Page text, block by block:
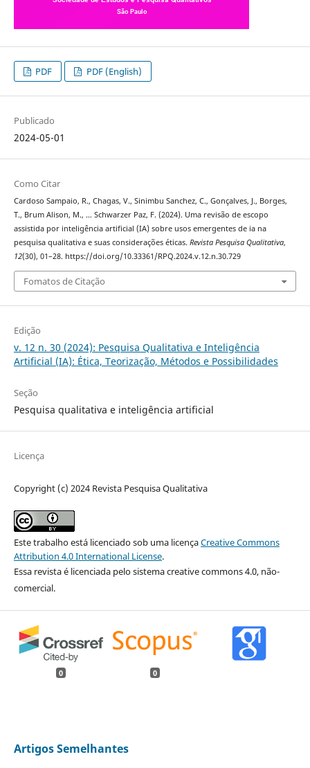
PDF PDF (English)
Publicado
2024-05-01
Como Citar
Cardoso Sampaio, R., Chagas, V., Sinimbu Sanchez, C., Gonçalves, J., Borges,
T., Brum Alison, M., … Schwarzer Paz, F. (2024). Uma revisão de escopo
assistida por inteligência artificial (IA) sobre usos emergentes de ia na
pesquisa qualitativa e suas considerações éticas. Revista Pesquisa Qualitativa,
12(30), 01–28. https://doi.org/10.33361/RPQ.2024.v.12.n.30.729
Fomatos de Citação
Edição
v. 12 n. 30 (2024): Pesquisa Qualitativa e Inteligência
Artificial (IA): Ética, Teorização, Métodos e Possibilidades
Seção
Pesquisa qualitativa e inteligência artificial
Licença
Copyright (c) 2024 Revista Pesquisa Qualitativa
Este trabalho está licenciado sob uma licençaCreative Commons
Attribution 4.0 International License.
Essa revista é licenciada pelo sistema creative commons 4.0, não-
comercial.
0 0
Artigos Semelhantes